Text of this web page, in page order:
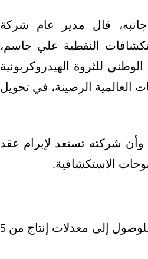
قال مدير عام شركة
النفطية علي جاسم،
للثروة الهيدروكربونية
العالمية الرصينة، في تحويل
وأن شركته تستعد لإبرام عقد
الاستكشافية.
ينفّذ العراق برنامج خطط لزيادة الإنتاج بالتعاون مع الشركات العالمية، للوصول إلى معدلات إنتاج من 5